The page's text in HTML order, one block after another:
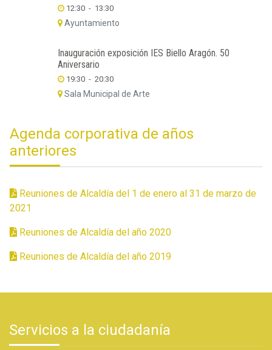
12:30 - 13:30
Ayuntamiento
Inauguración exposición IES Biello Aragón. 50
Aniversario
19:30 -20:30
Sala Municipal de Arte
Agenda corporativa de años
anteriores
Reuniones de Alcaldía del 1 de enero al 31 de marzo de
2021
Reuniones de Alcaldía del año 2020
Reuniones de Alcaldía del año 2019
Servicios a la ciudadanía